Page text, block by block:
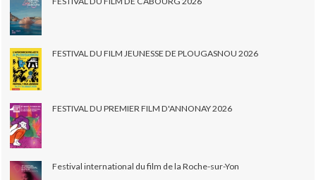
FESTIVAL DU FILM JEUNESSE DE PLOUGASNOU 2026
FESTIVAL DU PREMIER FILM D'ANNONAY 2026
Festival international du film de la Roche-sur-Yon